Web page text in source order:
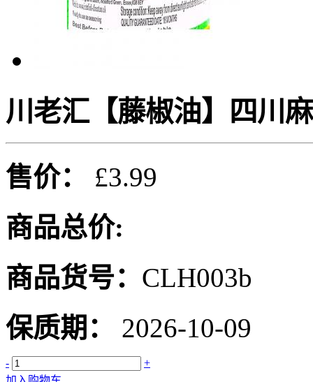
川老汇【藤椒油】四川
售价：
£3.99
商品总价:
商品货号： CLH003b
保质期： 2026-10-09
-
+